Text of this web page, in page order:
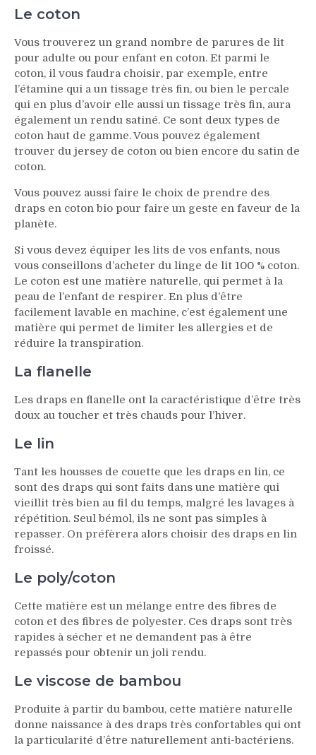
Le coton
Vous trouverez un grand nombre de parures de lit
pour adulte ou pour enfant en coton. Et parmi le
coton, il vous faudra choisir, par exemple, entre
l’étamine qui a un tissage très fin, ou bien le percale
qui en plus d’avoir elle aussi un tissage très fin, aura
également un rendu satiné. Ce sont deux types de
coton haut de gamme. Vous pouvez également
trouver du jersey de coton ou bien encore du satin de
coton.
Vous pouvez aussi faire le choix de prendre des
draps en coton bio pour faire un geste en faveur de la
planète.
Si vous devez équiper les lits de vos enfants, nous
vous conseillons d’acheter du linge de lit 100 % coton.
Le coton est une matière naturelle, qui permet à la
peau de l’enfant de respirer. En plus d’être
facilement lavable en machine, c’est également une
matière qui permet de limiter les allergies et de
réduire la transpiration.
La flanelle
Les draps en flanelle ont la caractéristique d’être très
doux au toucher et très chauds pour l’hiver.
Le lin
Tant les housses de couette que les draps en lin, ce
sont des draps qui sont faits dans une matière qui
vieillit très bien au fil du temps, malgré les lavages à
répétition. Seul bémol, ils ne sont pas simples à
repasser. On préfèrera alors choisir des draps en lin
froissé.
Le poly/coton
Cette matière est un mélange entre des fibres de
coton et des fibres de polyester. Ces draps sont très
rapides à sécher et ne demandent pas à être
repassés pour obtenir un joli rendu.
Le viscose de bambou
Produite à partir du bambou, cette matière naturelle
donne naissance à des draps très confortables qui ont
la particularité d’être naturellement anti-bactériens.